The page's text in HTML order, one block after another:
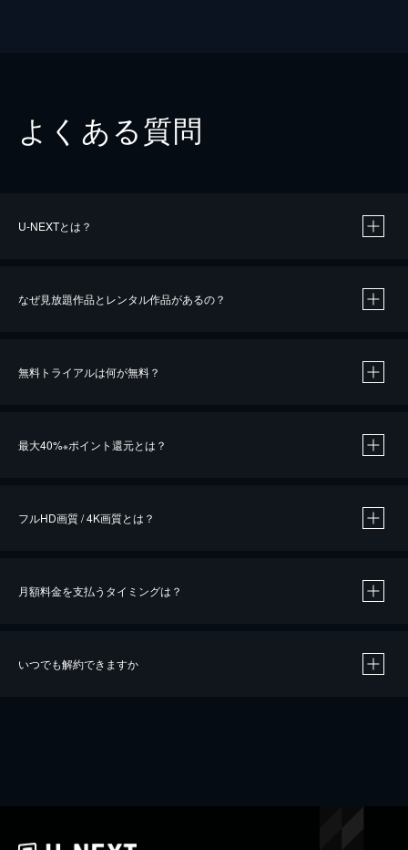
よくある質問
U-NEXTとは？
なぜ見放題作品とレンタル作品があるの？
無料トライアルは何が無料？
最大40%※ポイント還元とは？
※40％ポイント還元の対象は、クレジットカード決済による作品の購入 / レンタルです。
iOSアプリのUコイン決済による作品の購入 / レンタルは、20％のポイント還元です。
フルHD画質 / 4K画質とは？
月額料金を支払うタイミングは？
いつでも解約できますか